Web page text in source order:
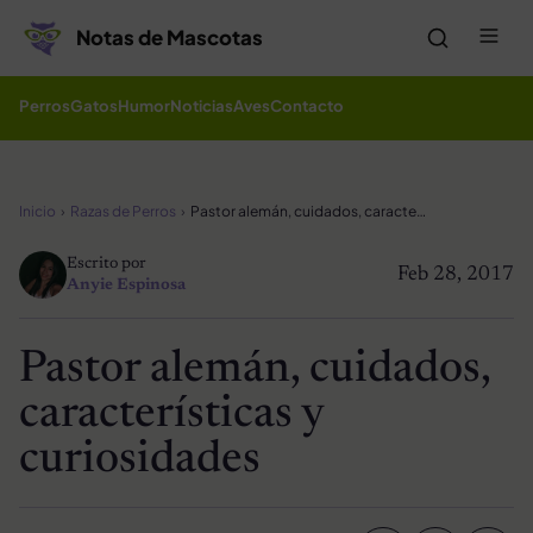
Notas de Mascotas
PerrosGatosHumorNoticiasAvesContacto
Inicio Razas de Perros Pastor alemán, cuidados, características y curiosidades
Feb 28, 2017
Escrito por
Anyie Espinosa
Pastor alemán, cuidados,
características y
curiosidades